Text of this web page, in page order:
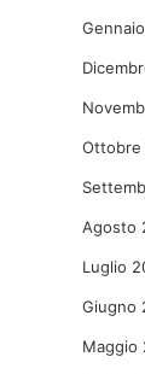
Ottobre
Agosto
Luglio
Giugno
Maggio